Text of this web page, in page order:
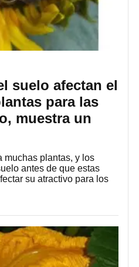
suelo afectan el
para las
muestra un
muchas plantas, y los
antes de que estas
su atractivo para los